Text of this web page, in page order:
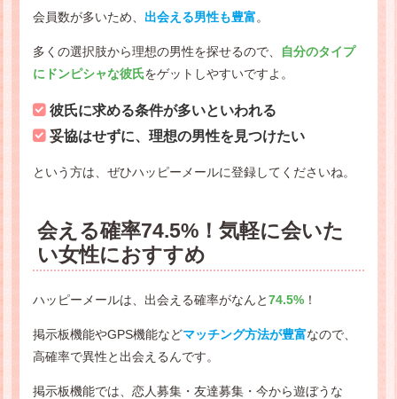
会員数が多いため、 出会える男性も豊富。
多くの選択肢から理想の男性を探せるので、
自分のタイプ
にドンピシャな彼氏をゲットしやすいですよ。
彼氏に求める条件が多いといわれる
妥協はせずに、理想の男性を見つけたい
という方は、ぜひハッピーメールに登録してくださいね。
会える確率74.5%！気軽に会いた
い女性におすすめ
ハッピーメールは、出会える確率がなんと74.5%！
掲示板機能やGPS機能などマッチング方法が豊富なので、
高確率で異性と出会えるんです。
掲示板機能では、恋人募集・友達募集・今から遊ぼうな